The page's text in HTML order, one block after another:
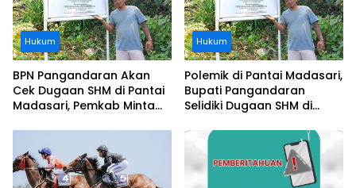
Hukum
BPN Pangandaran Akan
Cek Dugaan SHM di Pantai
Madasari, Pemkab Minta
Hukum
Polemik di Pantai Madasari,
Bupati Pangandaran
Selidiki Dugaan SHM di
Pantai